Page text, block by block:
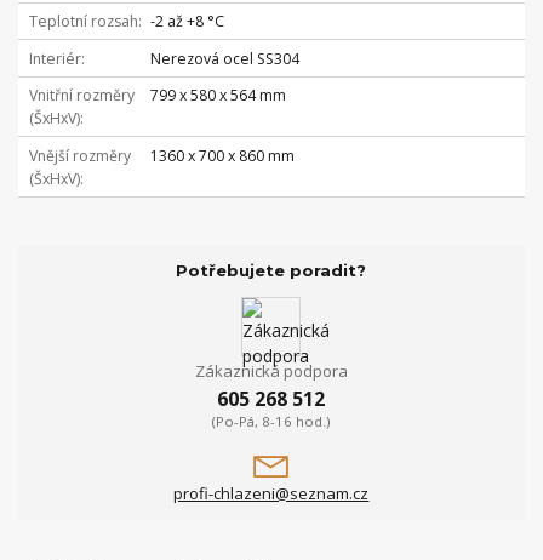
Teplotní rozsah
-2 až +8 °C
Interiér
Nerezová ocel SS304
Vnitřní rozměry
(ŠxHxV)
799 x 580 x 564 mm
Vnější rozměry
(ŠxHxV)
1360 x 700 x 860 mm
Potřebujete poradit?
Zákaznická podpora
605 268 512
(Po-Pá, 8-16 hod.)
profi-chlazeni@seznam.cz